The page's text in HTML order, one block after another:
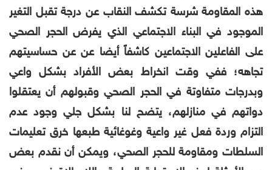
هذه المقاومة شرسة تكشف النقاب عن درجة تقبل التغير
الموجود في البناء الاجتماعي الذي يفرض الحجر الصحي
على الفاعلين الاجتماعين كاشفاً أيضا عن عن حساسيتهم
تجاهه؛ ففي وقت انخراط بعض الأفراد بشكل واعي
وبدرجات متفاوتة في الحجر الصحي وقبولهم أن يعتقلوا
دواتهم في منازلهم، يتضح لنا بشكل جلي وجود عدم
التزام وردة فعل غير واعية وغوغائية طبعها خرق تعليمات
السلطات ومقاومة للحجر الصحي، ويمكن أن نقدم بعض